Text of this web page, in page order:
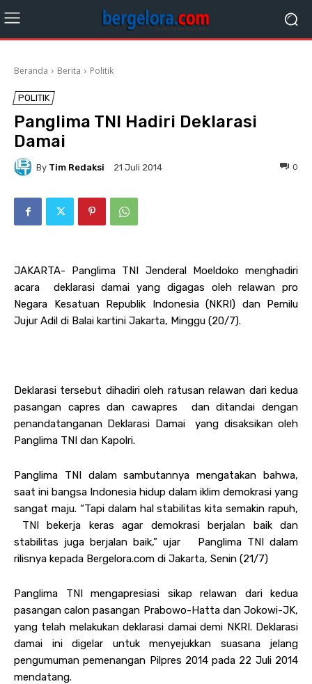
Beranda Berita Politik
POLITIK
Panglima TNI Hadiri Deklarasi
Damai
By Tim Redaksi 21 Juli 2014 0
JAKARTA- Panglima TNI Jenderal Moeldoko menghadiri
acara deklarasi damai yang digagas oleh relawan pro
Negara Kesatuan Republik Indonesia (NKRI) dan Pemilu
Jujur Adil di Balai kartini Jakarta, Minggu (20/7).
Deklarasi tersebut dihadiri oleh ratusan relawan dari kedua
pasangan capres dan cawapres dan ditandai dengan
penandatanganan Deklarasi Damai yang disaksikan oleh
Panglima TNI dan Kapolri.
Panglima TNI dalam sambutannya mengatakan bahwa,
saat ini bangsa Indonesia hidup dalam iklim demokrasi yang
sangat maju. “Tapi dalam hal stabilitas kita semakin rapuh,
TNI bekerja keras agar demokrasi berjalan baik dan
stabilitas juga berjalan baik,” ujar Panglima TNI dalam
rilisnya kepada Bergelora.com di Jakarta, Senin (21/7)
Panglima TNI mengapresiasi sikap relawan dari kedua
pasangan calon pasangan Prabowo-Hatta dan Jokowi-JK,
yang telah melakukan deklarasi damai demi NKRI. Deklarasi
damai ini digelar untuk menyejukkan suasana jelang
pengumuman pemenangan Pilpres 2014 pada 22 Juli 2014
mendatang.